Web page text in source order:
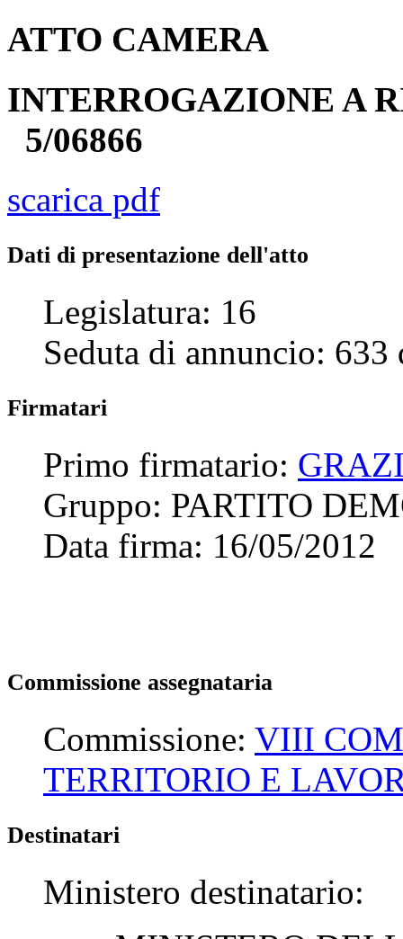
ATTO CAMERA
INTERROGAZIONE A
5/06866
scarica pdf
Dati di presentazione dell'atto
Legislatura: 16
Seduta di annuncio: 633
Firmatari
Primo firmatario:
Gruppo: PARTITO
Data firma: 16/05/2012
Commissione assegnataria
Commissione: VIII
TERRITORIO E
Destinatari
Ministero destinatario: